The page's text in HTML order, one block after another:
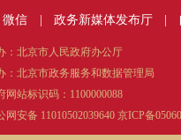
微信 政务新媒体发布厅
：北京市人民政府办公厅
：北京市政务服务和数据管理局
网站标识码：1100000088
网安备 11010502039640 京ICP备